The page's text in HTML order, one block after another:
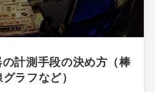
計測手段の決め方（棒
ラフなど）